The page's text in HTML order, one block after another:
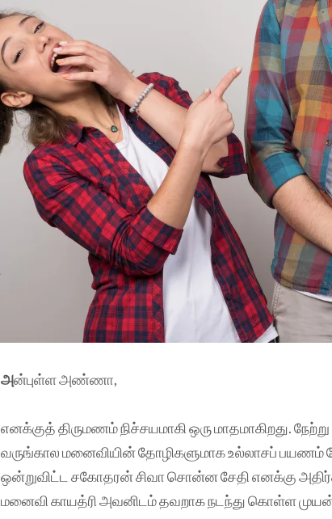
அன்புள்ள அண்ணா,
எனக்குத் திருமணம் நிச்சயமாகி ஒரு மாதமாகிறது.
வருங்கால மனைவியின் தோழிகளுமாக உல்லாசப் பயணம்
ஒன்றுவிட்ட சகோதரன் சிவா சொன்ன சேதி எனக்கு
மனைவி காயத்ரி அவனிடம் தவறாக நடந்து கொள்ள